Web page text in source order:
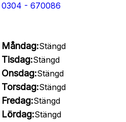
0304 - 670086
Måndag:Stängd
Tisdag:Stängd
Onsdag:Stängd
Torsdag:Stängd
Fredag:Stängd
Lördag:Stängd